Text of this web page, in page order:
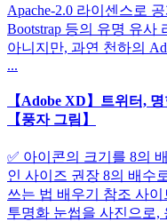
Apache-2.0 라이센스로
Bootstrap 등의 유명 유사
아니지만, 과연 천하의
...
【Adobe XD】트위터,
【풍자 그림】
✅ 아이콘의 크기를 8의
인 사이즈 권장 8의 배수
쓰는 법 배우기 참조 사
투명화 눈썹을 사진으로,